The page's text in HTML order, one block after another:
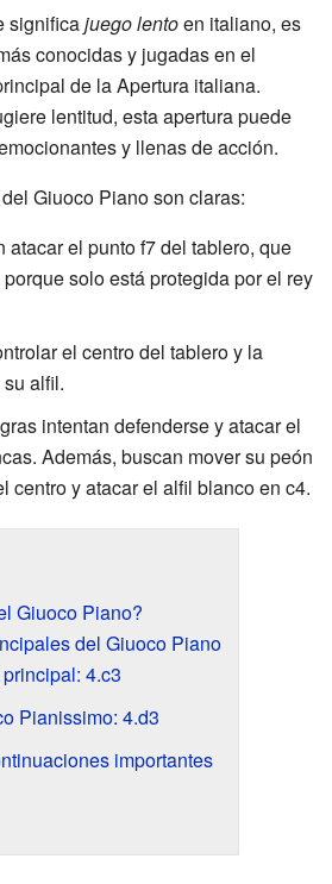
significajuego lentoen italiano, es
conocidas y jugadas en el
de la Apertura italiana.
lentitud, esta apertura puede
y llenas de acción.
Giuoco Piano son claras:
atacar el punto f7 del tablero, que
solo está protegida por el rey
el centro del tablero y la
alfil.
intentan defenderse y atacar el
Además, buscan mover su peón
centro y atacar el alfil blanco en c4.
Giuoco Piano?
del Giuoco Piano
4.c3
Pianissimo: 4.d3
importantes